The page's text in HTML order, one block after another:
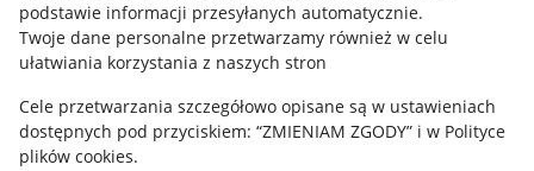
podstawie informacji przesyłanych automatycznie.
Twoje dane personalne przetwarzamy również w celu
ułatwiania korzystania z naszych stron
Cele przetwarzania szczegółowo opisane są w ustawieniach
dostępnych pod przyciskiem: “ZMIENIAM ZGODY” i w Polityce
plików cookies.
Polityka plików "cookies"
Ustawienia plików "cookies"
Udostępnianie lokalizacji
Informacje dla Aktu o Usługach Cyfrowych